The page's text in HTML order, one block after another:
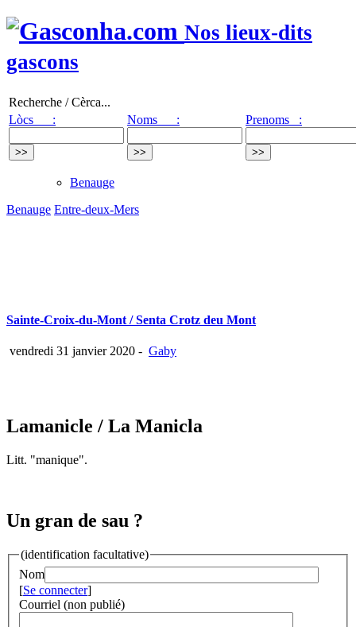
Nos lieux-dits
gascons
Recherche / Cèrca...
Lòcs :
Noms : Prenoms :
Benauge
Benauge Entre-deux-Mers
Sainte-Croix-du-Mont / Senta Crotz deu Mont
vendredi 31 janvier 2020 - Gaby
Lamanicle / La Manicla
Litt. "manique".
Un gran de sau ?
(identification facultative)
Nom
[Se connecter]
Courriel (non publié)